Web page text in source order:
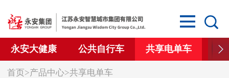
永安大健康 公共自行车 共享电单车 智
首页>产品中心>共享电单车